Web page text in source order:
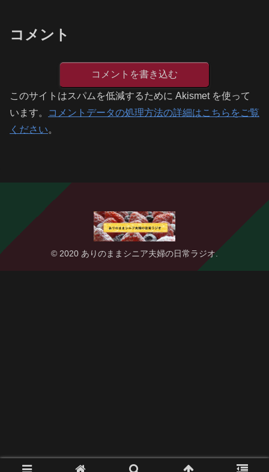
コメント
コメントを書き込む
このサイトはスパムを低減するために Akismet を使って
います。
コメントデータの処理方法の詳細はこちらをご覧
ください。
© 2020 ありのままシニア夫婦の日常ラジオ.